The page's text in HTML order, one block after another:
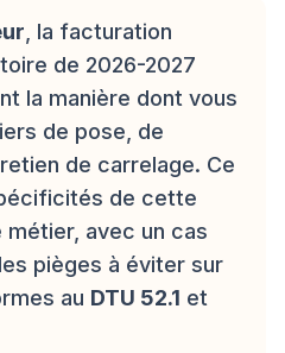
, la facturation
de 2026-2027
la manière dont vous
de pose, de
de carrelage. Ce
de cette
avec un cas
pièges à éviter sur
au DTU 52.1 et